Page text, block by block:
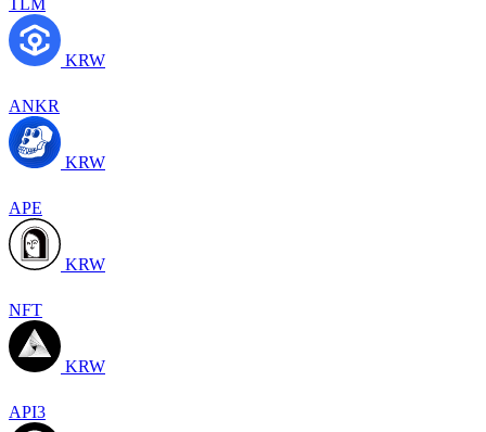
KRW
ANKR
KRW
APE
KRW
NFT
KRW
API3